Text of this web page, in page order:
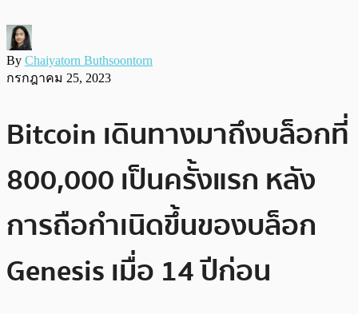
By Chaiyatorn Buthsoontorn
กรกฎาคม 25, 2023
Bitcoin เดินทางมาถึงบล็อกที่
800,000 เป็นครั้งแรก หลัง
การถือกำเนิดขึ้นของบล็อก
Genesis เมื่อ 14 ปีก่อน